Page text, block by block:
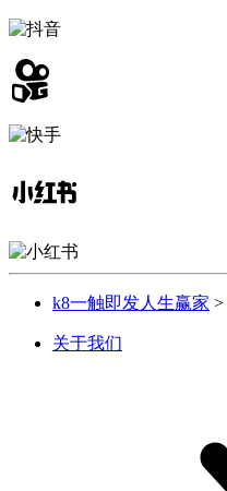
k8一触即发人生赢家 >
关于我们